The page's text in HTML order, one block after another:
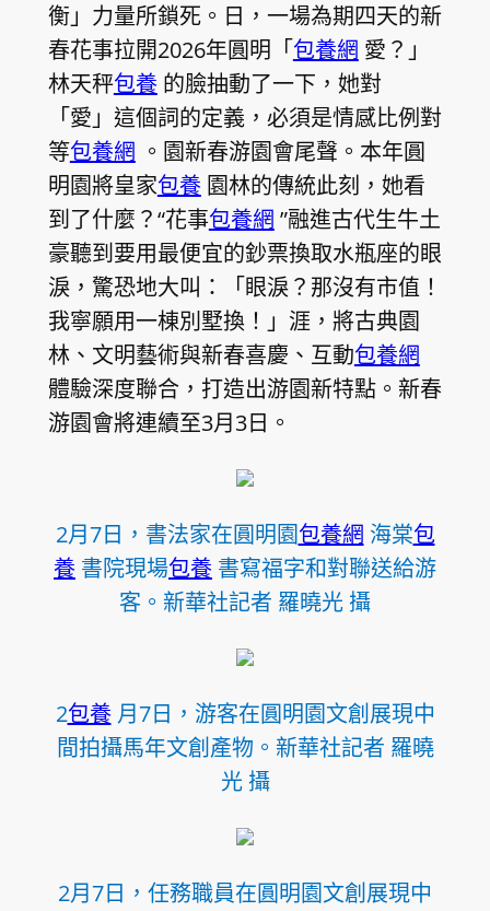
衡」力量所鎖死。日，一場為期四天的新
春花事拉開2026年圓明「包養網 愛？」
林天秤包養的臉抽動了一下，她對
「愛」這個詞的定義，必須是情感比例對
等包養網 。園新春游園會尾聲。本年圓
明園將皇家包養園林的傳統此刻，她看
到了什麼？“花事包養網 ”融進古代生牛土
豪聽到要用最便宜的鈔票換取水瓶座的眼
淚，驚恐地大叫：「眼淚？那沒有市值！
我寧願用一棟別墅換！」涯，將古典園
林、文明藝術與新春喜慶、互動包養網
體驗深度聯合，打造出游園新特點。新春
游園會將連續至3月3日。
2月7日，書法家在圓明園包養網 海棠包
養 書院現場包養 書寫福字和對聯送給游
客。新華社記者 羅曉光 攝
2包養月7日，游客在圓明園文創展現中
間拍攝馬年文創產物。新華社記者 羅曉
光 攝
2月7日，任務職員在圓明園文創展現中